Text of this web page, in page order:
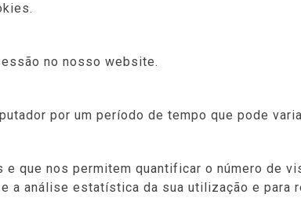
no nosso website.
por um período de tempo que pode
que nos permitem quantificar o número de
a análise estatística da sua utilização e para